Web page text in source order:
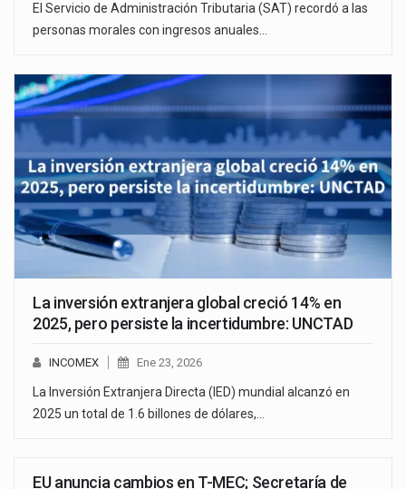
El Servicio de Administración Tributaria (SAT) recordó a las
personas morales con ingresos anuales…
La inversión extranjera global creció 14% en
2025, pero persiste la incertidumbre: UNCTAD
INCOMEX Ene 23, 2026
La Inversión Extranjera Directa (IED) mundial alcanzó en
2025 un total de 1.6 billones de dólares,…
EU anuncia cambios en T-MEC; Secretaría de